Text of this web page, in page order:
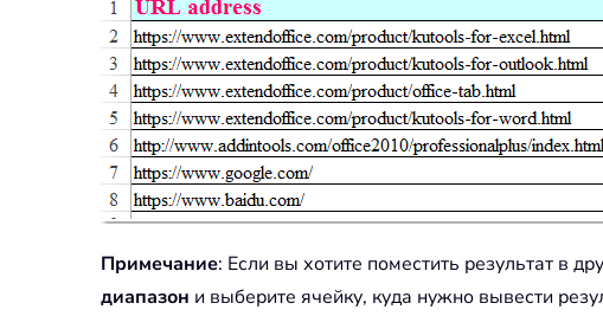
Примечание: Если вы хотите поместить результат в
диапазон и выберите ячейку, куда нужно вывести